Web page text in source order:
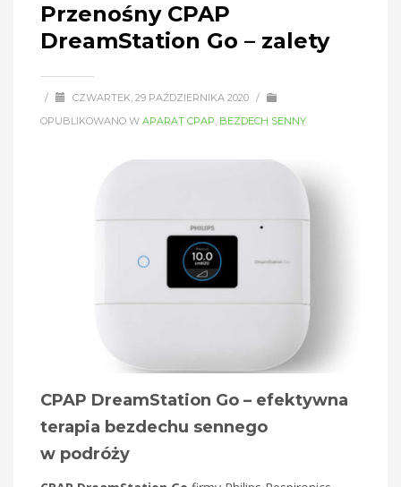
Przenośny CPAP
DreamStation Go – zalety
/ CZWARTEK, 29 PAŹDZIERNIKA 2020 /
OPUBLIKOWANO W APARAT CPAP, BEZDECH SENNY
CPAP DreamStation Go – efektywna
terapia bezdechu sennego
w podróży